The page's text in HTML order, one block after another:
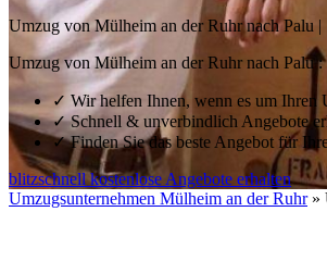
Umzug von Mülheim an der Ruhr nach Palu
Umzug von Mülheim an der Ruhr nach Palu
✓ Wir helfen Ihnen, wenn es um Ihren
✓Schnell & unverbindlich Angebote
✓Finden Sie das beste Angebot für
blitzschnell kostenlose Angebote erhalten
Umzugsunternehmen Mülheim an der Ruhr»